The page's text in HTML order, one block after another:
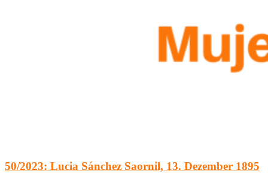
50/2023: Lucia Sánchez Saornil, 13. Dezember 1895